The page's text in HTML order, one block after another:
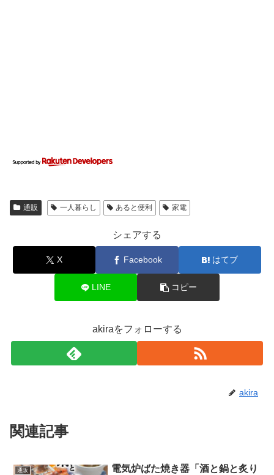
通販 一人暮らし あると便利 家電
シェアする
X Facebook はてブ
LINE コピー
akiraをフォローする
akira
関連記事
通販
電気炉ばた焼き器「酒と鍋と炙り